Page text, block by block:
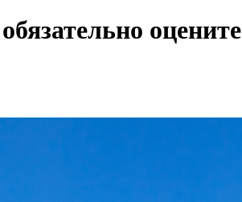
оцените